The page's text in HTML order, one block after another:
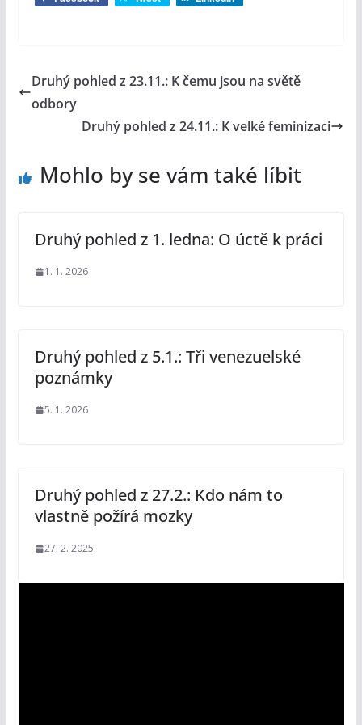
Druhý pohled z 23.11.: K čemu jsou na světě
odbory
Druhý pohled z 24.11.: K velké feminizaci
Mohlo by se vám také líbit
Druhý pohled z 1. ledna: O úctě k práci
1. 1. 2026
Druhý pohled z 5.1.: Tři venezuelské
poznámky
5. 1. 2026
Druhý pohled z 27.2.: Kdo nám to
vlastně požírá mozky
27. 2. 2025